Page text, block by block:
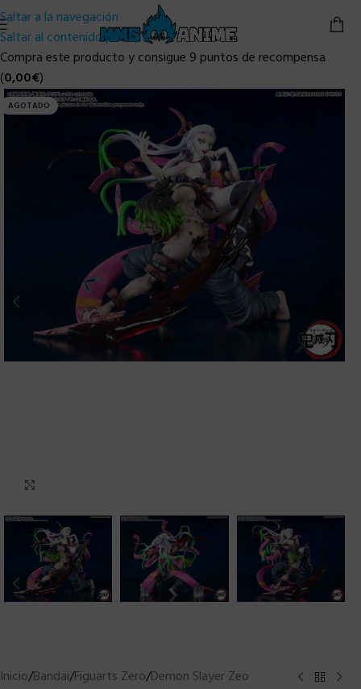
Saltar a la navegación
Saltar al contenido principal
Compra este producto y consigue 9 puntos de recompensa
(0,00€)
AGOTADO
Inicio/Bandai/Figuarts Zero/Demon Slayer Zeo